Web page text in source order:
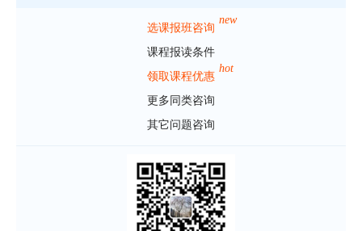
选课报班咨询
new
课程报读条件
领取课程优惠
hot
更多同类咨询
其它问题咨询